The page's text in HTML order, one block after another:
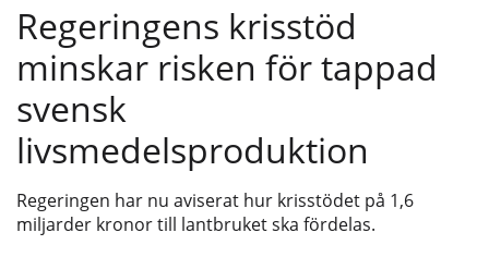
Regeringens krisstöd
minskar risken för tappad
svensk
livsmedelsproduktion
Regeringen har nu aviserat hur krisstödet på 1,6
miljarder kronor till lantbruket ska fördelas.